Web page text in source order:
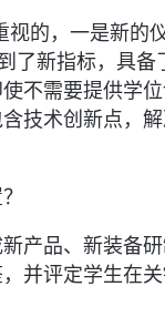
的，一是新
了新指标，具
不需要提供学
技术创新点，
产品、新装备
并评定学生在